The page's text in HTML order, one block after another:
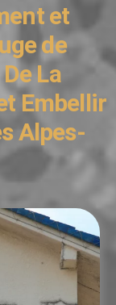
et
de
La
Embellir
Alpes-